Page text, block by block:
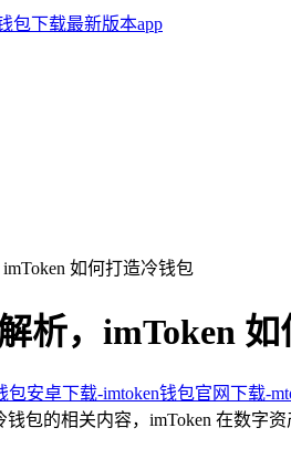
如何打造冷钱包
析，imToken
包安卓下载-imtoken钱包官网下载-
包的相关内容，imToken 在数